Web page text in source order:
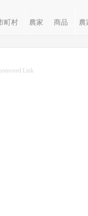
町村 農家 商品 農
Link